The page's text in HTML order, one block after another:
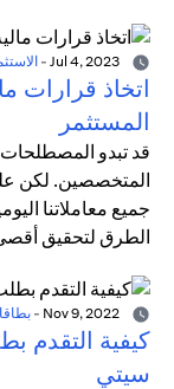
-
اتخاذ قرارات
المستثمر
قد تبدو المصطلحات
المتخصصين. لكن
جميع معاملاتنا
الطرق لتحقيق
-
كيفية التقدم
سيتي